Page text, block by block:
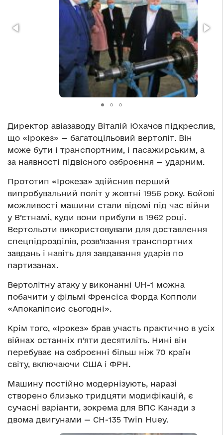
Директор авіазаводу Віталій Юхачов підкреслив,
що «Ірокез» — багатоцільовий вертоліт. Він
може бути і транспортним, і пасажирським, а
за наявності підвісного озброєння — ударним.
Прототип «Ірокеза» здійснив перший
випробувальний політ у жовтні 1956 року. Бойові
можливості машини стали відомі під час війни
у В’єтнамі, куди вони прибули в 1962 році.
Вертольоти використовували для доставлення
спецпідрозділів, розв’язання транспортних
завдань і навіть для завдавання ударів по
партизанах.
Вертолітну атаку у виконанні UH-1 можна
побачити у фільмі Френсіса Форда Копполи
«Апокаліпсис сьогодні».
Крім того, «Ірокез» брав участь практично в усіх
війнах останніх п’яти десятиліть. Нині він
перебуває на озброєнні більш ніж 70 країн
світу, включаючи США і ФРН.
Машину постійно модернізують, наразі
створено близько тридцяти модифікацій, є
сучасні варіанти, зокрема для ВПС Канади з
двома двигунами — CH-135 Twin Huey.